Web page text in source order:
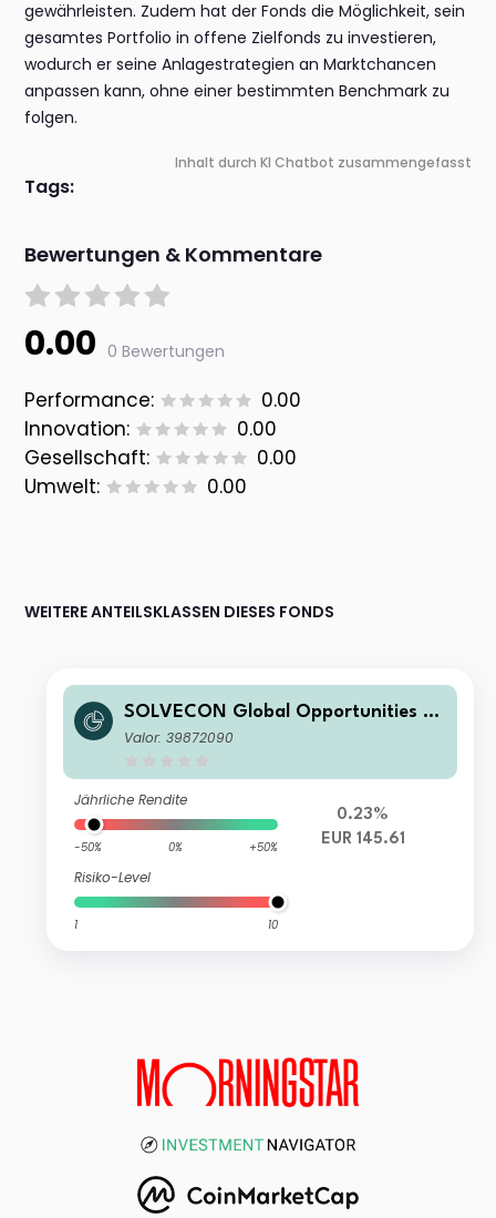
gewährleisten. Zudem hat der Fonds die Möglichkeit, sein
gesamtes Portfolio in offene Zielfonds zu investieren,
wodurch er seine Anlagestrategien an Marktchancen
anpassen kann, ohne einer bestimmten Benchmark zu
folgen.
Inhalt durch KI Chatbot zusammengefasst
Tags:
Bewertungen & Kommentare
0.00 0 Bewertungen
Performance:
0.00
Innovation:
0.00
Gesellschaft:
0.00
Umwelt:
0.00
WEITERE ANTEILSKLASSEN DIESES FONDS
SOLVECON Global Opportunities Fu
nd I
Valor: 39872090
Jährliche Rendite
-50% 0% +50%
Risiko-Level
1 10
0.23%
EUR 145.61